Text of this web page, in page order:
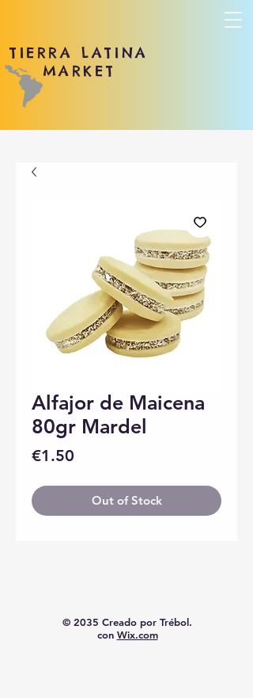
TIERRA LATINA
MARKET
Alfajor de Maicena
80gr Mardel
€1.50
Out of Stock
© 2035 Creado por Trébol.
con Wix.com